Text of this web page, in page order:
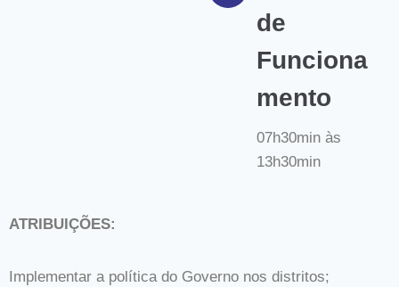
de
Funciona
mento
07h30min às
13h30min
ATRIBUIÇÕES:
Implementar a política do Governo nos distritos;